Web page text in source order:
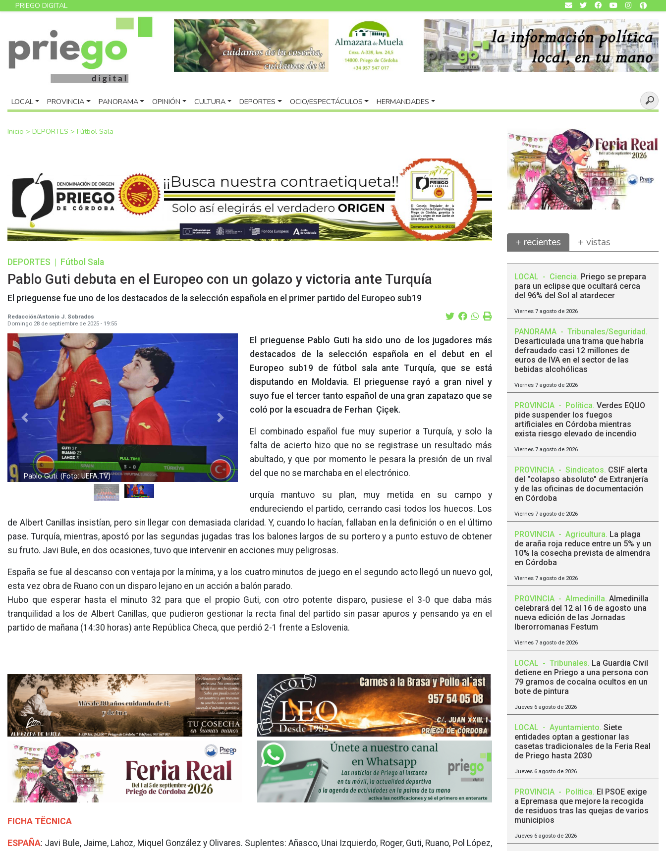
PRIEGO DIGITAL
LOCAL PROVINCIA PANORAMA OPINIÓN CULTURA DEPORTES OCIO/ESPECTÁCULOS HERMANDADES
Inicio > DEPORTES > Fútbol Sala
DEPORTES Fútbol Sala
Pablo Guti debuta en el Europeo con un golazo y victoria ante Turquía
El prieguense fue uno de los destacados de la selección española en el primer partido del Europeo sub19
Redacción/Antonio J. Sobrados
Domingo 28 de septiembre de 2025 - 19:55
Pablo Guti. (Foto: UEFA.TV)
Previous Next
El prieguense Pablo Guti ha sido uno de los jugadores más
destacados de la selección española en el debut en el
Europeo sub19 de fútbol sala ante Turquía, que se está
disputando en Moldavia. El prieguense rayó a gran nivel y
suyo fue el tercer tanto español de una gran zapatazo que se
coló por la escuadra de Ferhan Çiçek.
El combinado español fue muy superior a Turquía, y solo la
falta de acierto hizo que no se registrase un resultado más
abultado, y que por momento le pesara la presión de un rival
del que no se marchaba en el electrónico.
urquía mantuvo su plan, muy metida en su campo y
endureciendo el partido, cerrando casi todos los huecos. Los
de Albert Canillas insistían, pero sin llegar con demasiada claridad. Y, cuando lo hacían, fallaban en la definición o en el último
pase. Turquía, mientras, apostó por las segundas jugadas tras los balones largos de su portero y a punto estuvo de obtener
su fruto. Javi Bule, en dos ocasiones, tuvo que intervenir en acciones muy peligrosas.
España se fue al descanso con ventaja por la mínima, y a los cuatro minutos de juego en el segundo acto llegó un nuevo gol,
esta vez obra de Ruano con un disparo lejano en un acción a balón parado.
Hubo que esperar hasta el minuto 32 para que el propio Guti, con otro potente disparo, pusiese el 3-0 que daba más
tranquilidad a los de Albert Canillas, que pudieron gestionar la recta final del partido sin pasar apuros y pensando ya en el
partido de mañana (14:30 horas) ante República Checa, que perdió 2-1 frente a Eslovenia.
FICHA TËCNICA
ESPAÑA: Javi Bule, Jaime, Lahoz, Miquel González y Olivares. Suplentes: Añasco, Unai Izquierdo, Roger, Guti, Ruano, Pol López,
+ recientes + vistas
LOCAL - Ciencia. Priego se prepara
para un eclipse que ocultará cerca
del 96% del Sol al atardecer
Viernes 7 agosto de 2026
PANORAMA - Tribunales/Seguridad.
Desarticulada una trama que habría
defraudado casi 12 millones de
euros de IVA en el sector de las
bebidas alcohólicas
Viernes 7 agosto de 2026
PROVINCIA - Política. Verdes EQUO
pide suspender los fuegos
artificiales en Córdoba mientras
exista riesgo elevado de incendio
Viernes 7 agosto de 2026
PROVINCIA - Sindicatos. CSIF alerta
del "colapso absoluto" de Extranjería
y de las oficinas de documentación
en Córdoba
Viernes 7 agosto de 2026
PROVINCIA - Agricultura. La plaga
de araña roja reduce entre un 5% y un
10% la cosecha prevista de almendra
en Córdoba
Viernes 7 agosto de 2026
PROVINCIA - Almedinilla. Almedinilla
celebrará del 12 al 16 de agosto una
nueva edición de las Jornadas
Iberorromanas Festum
Viernes 7 agosto de 2026
LOCAL - Tribunales. La Guardia Civil
detiene en Priego a una persona con
79 gramos de cocaína ocultos en un
bote de pintura
Jueves 6 agosto de 2026
LOCAL - Ayuntamiento. Siete
entidades optan a gestionar las
casetas tradicionales de la Feria Real
de Priego hasta 2030
Jueves 6 agosto de 2026
PROVINCIA - Política. El PSOE exige
a Epremasa que mejore la recogida
de residuos tras las quejas de varios
municipios
Jueves 6 agosto de 2026